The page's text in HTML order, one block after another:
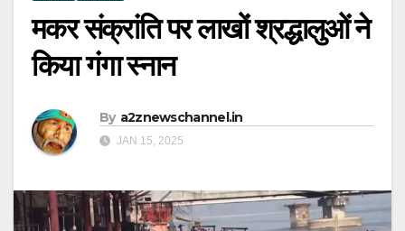
मकर संक्रांति पर लाखों श्रद्धालुओं ने
किया गंगा स्नान
By a2znewschannel.in
JAN 15, 2025